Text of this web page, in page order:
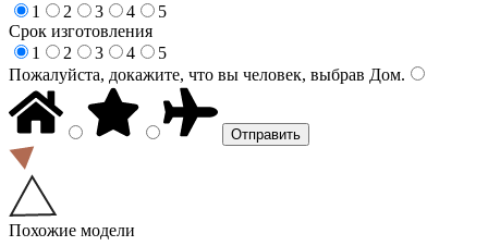
1
2 3 4
5
Срок изготовления
1
2 3 4
5
Пожалуйста, докажите, что вы человек, выбрав Дом.
Похожие модели